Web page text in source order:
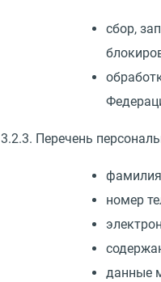
сбор,
3.2.3. Перечень
номер
данные